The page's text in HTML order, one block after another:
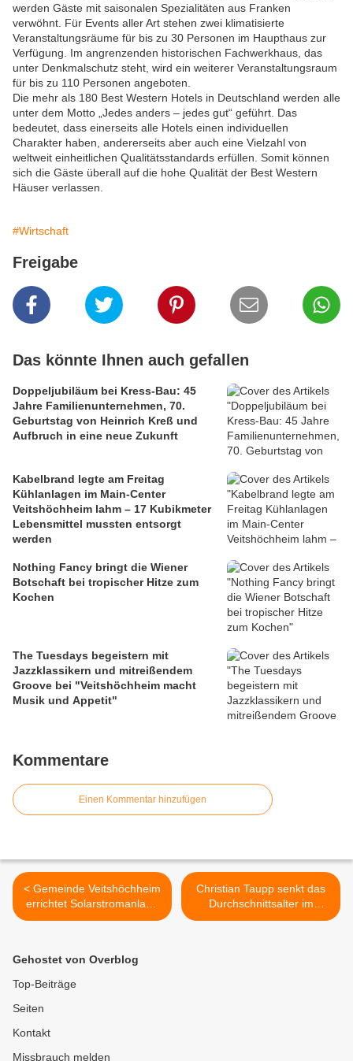
werden Gäste mit saisonalen Spezialitäten aus Franken
verwöhnt. Für Events aller Art stehen zwei klimatisierte
Veranstaltungsräume für bis zu 30 Personen im Haupthaus zur
Verfügung. Im angrenzenden historischen Fachwerkhaus, das
unter Denkmalschutz steht, wird ein weiterer Veranstaltungsraum
für bis zu 110 Personen angeboten.
Die mehr als 180 Best Western Hotels in Deutschland werden alle
unter dem Motto „Jedes anders – jedes gut“ geführt. Das
bedeutet, dass einerseits alle Hotels einen individuellen
Charakter haben, andererseits aber auch eine Vielzahl von
weltweit einheitlichen Qualitätsstandards erfüllen. Somit können
sich die Gäste überall auf die hohe Qualität der Best Western
Häuser verlassen.
#Wirtschaft
Freigabe
Das könnte Ihnen auch gefallen
Doppeljubiläum bei Kress-Bau: 45
Jahre Familienunternehmen, 70.
Geburtstag von Heinrich Kreß und
Aufbruch in eine neue Zukunft
Kabelbrand legte am Freitag
Kühlanlagen im Main-Center
Veitshöchheim lahm – 17 Kubikmeter
Lebensmittel mussten entsorgt
werden
Nothing Fancy bringt die Wiener
Botschaft bei tropischer Hitze zum
Kochen
The Tuesdays begeistern mit
Jazzklassikern und mitreißendem
Groove bei "Veitshöchheim macht
Musik und Appetit"
Kommentare
Einen Kommentar hinzufügen
< Gemeinde Veitshöchheim
errichtet Solarstromanlage
auf dem
Christian Taupp senkt das
Durchschnittsalter im
Veitshöchheimer
Gehostet von Overblog
Top-Beiträge
Seiten
Kontakt
Missbrauch melden